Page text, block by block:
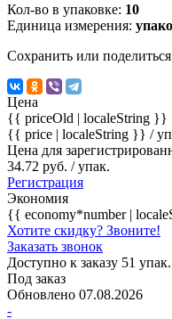
Кол-во в упаковке: 10
Единица измерения:
Сохранить или
Цена
{{ priceOld | localeString }}
{{ price | localeString }} /
Цена для
34.72 руб. / упак.
Регистрация
Экономия
{{ economy*number |
Хотите скидку? Звоните!
Заказать звонок
Доступно к заказу 51 упак.
Под заказ
Обновлено 07.08.2026
-